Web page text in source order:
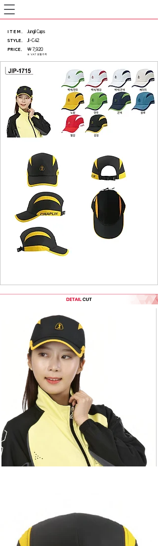
ITEM .
Jungil Caps
STYLE.
JI-C42
PRICE.
※ VAT 포함가격
₩ 7,920